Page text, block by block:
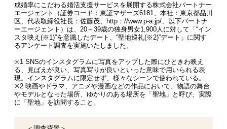
成婚率にこだわる婚活支援サービスを展開する株式会社パートナー
エージェント（証券コード：東証マザーズ6181、本社：東京都品川
区、代表取締役社長：佐藤茂、http：//www.p-a.jp/、以下パートナ
ーエージェント）は、20～39歳の独身男女1,900人に対して「“イン
スタ映え(※1)”を意識したデート、“聖地巡礼(※2)”デート」に関す
るアンケート調査を実施いたしました。
※1 SNSのインスタグラムに写真をアップした際にひときわ映え
る、見ばえが良い、写真写りが良いといった意味で用いられる表
現。インスタグラムに限定せず、様々なシーンで使われている。
※2 映画やドラマ、アニメや漫画などの作品において、物語の舞台
やモデルとなった場所、ゆかりのある場所を「聖地」と呼び、実際
に「聖地」を訪問すること。